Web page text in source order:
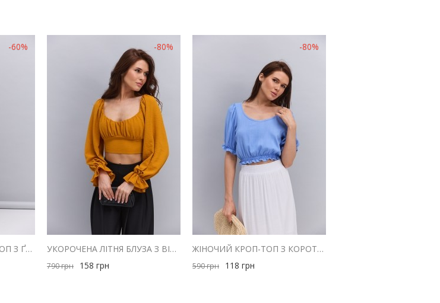
-60%
ЖІНОЧИЙ КОРОТКИЙ ТОП З ҐУДЗИКАМИ МОЛОЧНИЙ З ЧЕРВОНИМ КВІТКОВИМ ВІЗЕРУНКОМ
-80%
УКОРОЧЕНА ЛІТНЯ БЛУЗА З ВІДКРИТИМИ ПЛЕЧИМА ГІРЧИЧНА
790грн 158 грн
-80%
ЖІНОЧИЙ КРОП-ТОП З КОРОТКИМИ РУКАВАМИ-ЛІХТАРИКАМИ БЛАКИТНИЙ
590грн 118 грн